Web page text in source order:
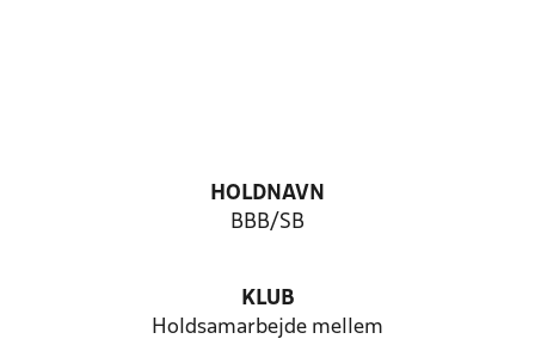
HOLDNAVN
BBB/SB
KLUB
Holdsamarbejde mellem